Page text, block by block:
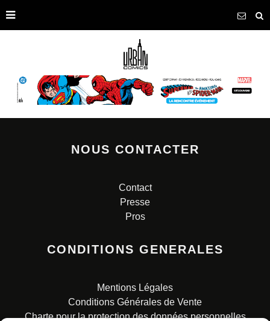
NOUS CONTACTER
Contact
Presse
Pros
CONDITIONS GENERALES
Mentions Légales
Conditions Générales de Vente
Charte pour la protection des données personnelles